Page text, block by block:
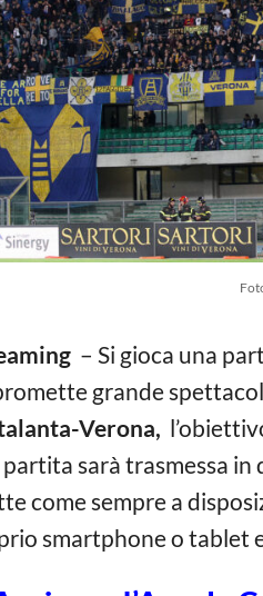
– Si gioca una
grande
Verona,
sarà trasmessa
come sempre a
smartphone o tablet